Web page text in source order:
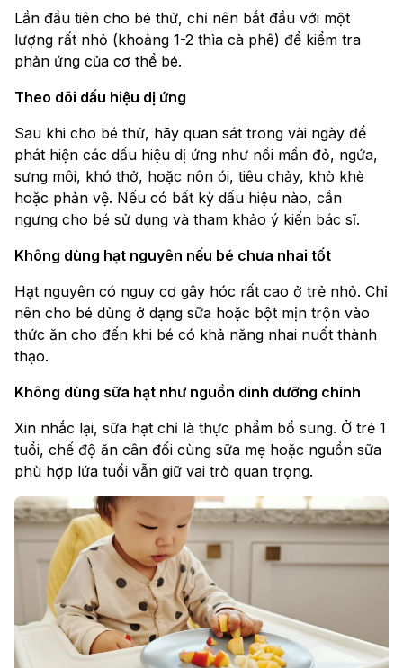
Lần đầu tiên cho bé thử, chỉ nên bắt đầu với một
lượng rất nhỏ (khoảng 1-2 thìa cà phê) để kiểm tra
phản ứng của cơ thể bé.
Theo dõi dấu hiệu dị ứng
Sau khi cho bé thử, hãy quan sát trong vài ngày để
phát hiện các dấu hiệu dị ứng như nổi mẩn đỏ, ngứa,
sưng môi, khó thở, hoặc nôn ói, tiêu chảy, khò khè
hoặc phản vệ. Nếu có bất kỳ dấu hiệu nào, cần
ngưng cho bé sử dụng và tham khảo ý kiến bác sĩ.
Không dùng hạt nguyên nếu bé chưa nhai tốt
Hạt nguyên có nguy cơ gây hóc rất cao ở trẻ nhỏ. Chỉ
nên cho bé dùng ở dạng sữa hoặc bột mịn trộn vào
thức ăn cho đến khi bé có khả năng nhai nuốt thành
thạo.
Không dùng sữa hạt như nguồn dinh dưỡng chính
Xin nhắc lại, sữa hạt chỉ là thực phẩm bổ sung. Ở trẻ 1
tuổi, chế độ ăn cân đối cùng sữa mẹ hoặc nguồn sữa
phù hợp lứa tuổi vẫn giữ vai trò quan trọng.